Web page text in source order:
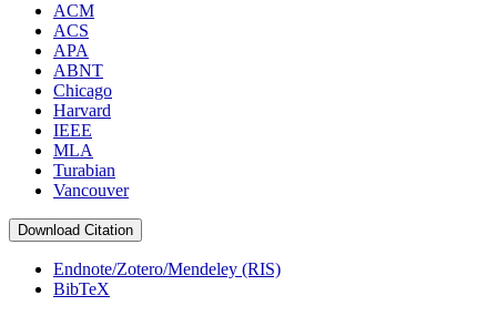
ACM
ACS
APA
ABNT
Chicago
Harvard
IEEE
MLA
Turabian
Vancouver
Download Citation
Endnote/Zotero/Mendeley (RIS)
BibTeX